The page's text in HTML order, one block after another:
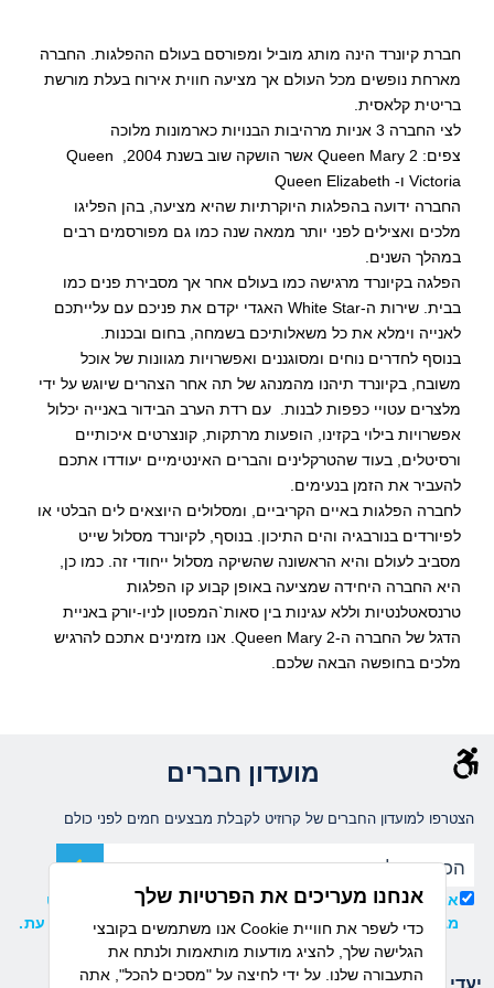
חברת קיונרד הינה מותג מוביל ומפורסם בעולם ההפלגות. החברה
מארחת נופשים מכל העולם אך מציעה חווית אירוח בעלת מורשת
בריטית קלאסית.
לצי החברה 3 אניות מרהיבות הבנויות כארמונות מלוכה
צפים: Queen Mary 2 אשר הושקה שוב בשנת 2004,
Queen
Victoria ו- Queen Elizabeth
החברה ידועה בהפלגות היוקרתיות שהיא מציעה, בהן הפליגו
מלכים ואצילים לפני יותר ממאה שנה כמו גם מפורסמים רבים
במהלך השנים.
הפלגה בקיונרד מרגישה כמו בעולם אחר אך מסבירת פנים כמו
בבית. שירות ה-White Star האגדי יקדם את פניכם עם עלייתכם
לאנייה וימלא את כל משאלותיכם בשמחה, בחום ובכנות.
בנוסף לחדרים נוחים ומסוגננים ואפשרויות מגוונות של אוכל
משובח, בקיונרד תיהנו מהמנהג של תה אחר הצהרים שיוגש על ידי
מלצרים עטויי כפפות לבנות. עם רדת הערב הבידור באנייה יכלול
אפשרויות בילוי בקזינו, הופעות מרתקות, קונצרטים איכותיים
ורסיטלים, בעוד שהטרקלינים והברים האינטימיים יעודדו אתכם
להעביר את הזמן בנעימים.
לחברה הפלגות באיים הקריביים, ומסלולים היוצאים לים הבלטי או
לפיורדים בנורבגיה והים התיכון. בנוסף, לקיונרד מסלול שייט
מסביב לעולם והיא הראשונה שהשיקה מסלול ייחודי זה. כמו כן,
היא החברה היחידה שמציעה באופן קבוע קו הפלגות
טרנסאטלנטיות וללא עגינות בין סאות`המפטון לניו-יורק באניית
הדגל של החברה ה-Queen Mary 2 . אנו מזמינים אתכם להרגיש
מלכים בחופשה הבאה שלכם.
מועדון חברים
הצטרפו למועדון החברים של קרוזיט לקבלת מבצעים חמים לפני כולם
אני מאשר/ת קבלת עדכונים ומידע שיווקי ממועדון קרוזיט
מבית דיזנהאוז, וידוע לי כי ניתן להסיר את ההרשמה בכל עת.
יעדי הפלגה חברות שייט
אנחנו מעריכים את הפרטיות שלך
אנו משתמשים בקובצי Cookie כדי לשפר את חוויית
הגלישה שלך, להציג מודעות מותאמות ולנתח את
התעבורה שלנו. על ידי לחיצה על "מסכים להכל", אתה